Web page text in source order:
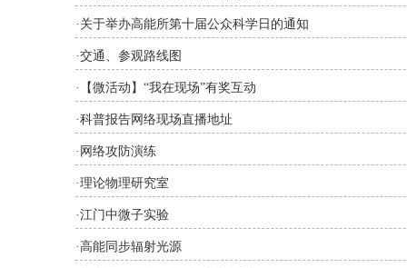
· 关于举办高能所第十届公众科学日的通知
·交通、参观路线图
· 【微活动】“我在现场”有奖互动
·科普报告网络现场直播地址
· 网络攻防演练
·理论物理研究室
·江门中微子实验
·高能同步辐射光源